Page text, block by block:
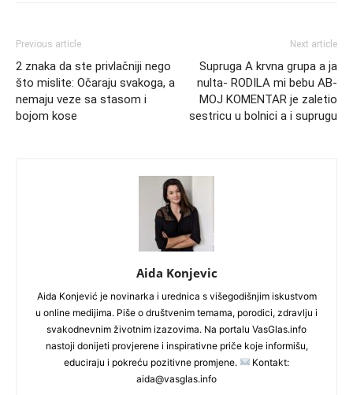
Previous article
2 znaka da ste privlačniji nego
što mislite: Očaraju svakoga, a
nemaju veze sa stasom i
bojom kose
Next article
Supruga A krvna grupa a ja
nulta- RODILA mi bebu AB-
MOJ KOMENTAR je zaletio
sestricu u bolnici a i suprugu
Aida Konjevic
Aida Konjević je novinarka i urednica s višegodišnjim iskustvom
u online medijima. Piše o društvenim temama, porodici, zdravlju i
svakodnevnim životnim izazovima. Na portalu VasGlas.info
nastoji donijeti provjerene i inspirativne priče koje informišu,
educiraju i pokreću pozitivne promjene.
Kontakt:
aida@vasglas.info